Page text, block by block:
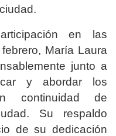
en las
María Laura
junto a
y abordar los
continuidad de
Su respaldo
de su dedicación